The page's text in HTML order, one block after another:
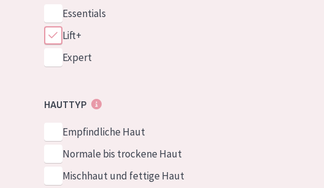
Essentials
Lift+
Expert
HAUTTYP
Empfindliche Haut
Normale bis trockene Haut
Mischhaut und fettige Haut